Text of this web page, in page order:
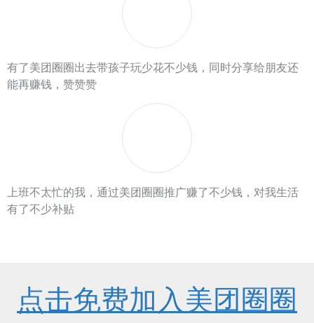
有了美团圈圈出去带孩子玩少花不少钱，同时分享给朋友还
能再赚钱，赞赞赞
上班不太忙的我，通过美团圈圈推广赚了不少钱，对我生活
有了不少补贴
点击免费加入美团圈圈